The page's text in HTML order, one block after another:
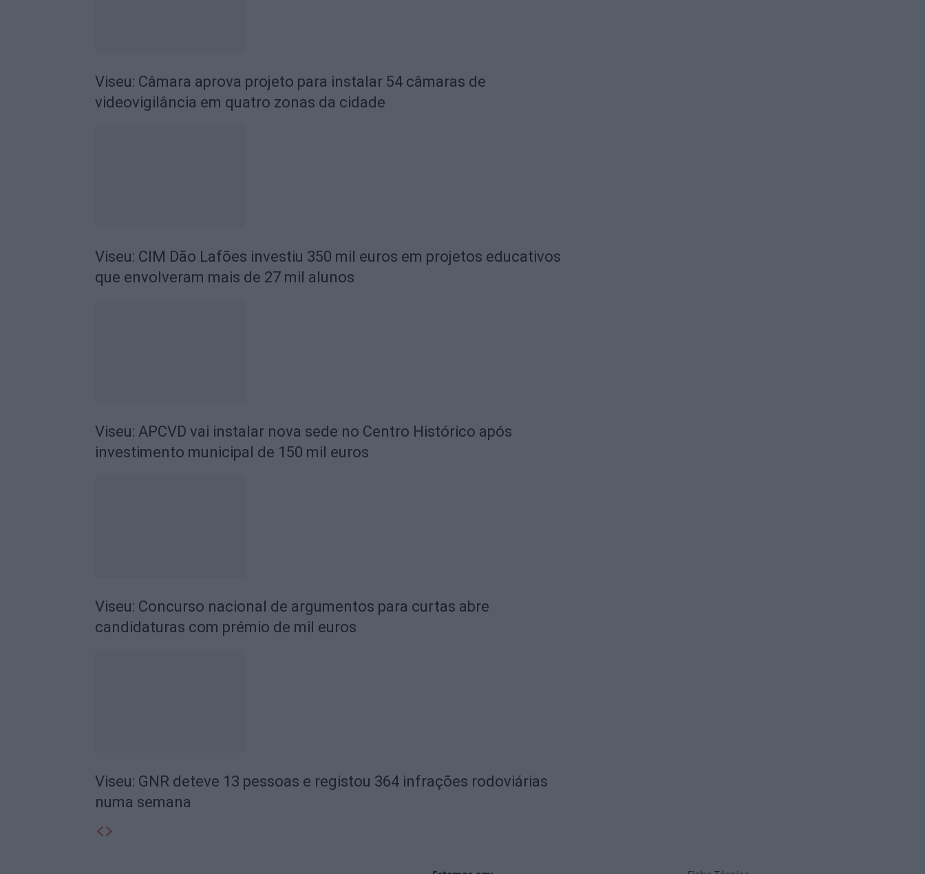
Viseu: Câmara aprova projeto para instalar 54 câmaras de
videovigilância em quatro zonas da cidade
Viseu: CIM Dão Lafões investiu 350 mil euros em projetos educativos
que envolveram mais de 27 mil alunos
Viseu: APCVD vai instalar nova sede no Centro Histórico após
investimento municipal de 150 mil euros
Viseu: Concurso nacional de argumentos para curtas abre
candidaturas com prémio de mil euros
Viseu: GNR deteve 13 pessoas e registou 364 infrações rodoviárias
numa semana